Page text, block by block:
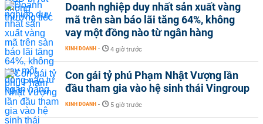
Doanh nghiệp duy nhất sản xuất vàng
mã trên sàn báo lãi tăng 64%, không
vay một đồng nào từ ngân hàng
KINH DOANH - 4 giờ trước
Con gái tỷ phú Phạm Nhật Vượng lần
đầu tham gia vào hệ sinh thái Vingroup
KINH DOANH - 5 giờ trước